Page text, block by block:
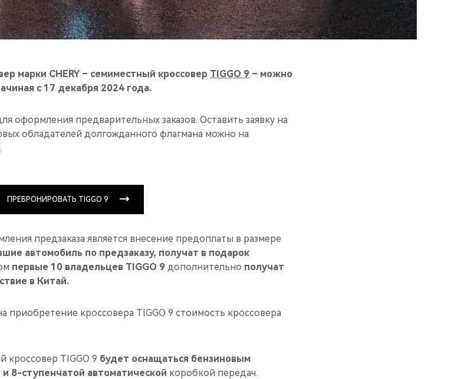
марки CHERY – семиместный кроссовер TIGGO 9 – можно
с 17 декабря 2024 года.
оформления предварительных заказов. Оставить заявку на
обладателей долгожданного флагмана можно на
.
ПРЕБРОНИРОВАТЬ TIGGO 9
предзаказа является внесение предоплаты в размере
автомобиль по предзаказу, получат в подарок
первые 10 владельцев TIGGO 9 дополнительно получат
в Китай.
приобретение кроссовера TIGGO 9 стоимость кроссовера
кроссовер TIGGO 9 будет оснащаться бензиновым
8-ступенчатой автоматической коробкой передач.